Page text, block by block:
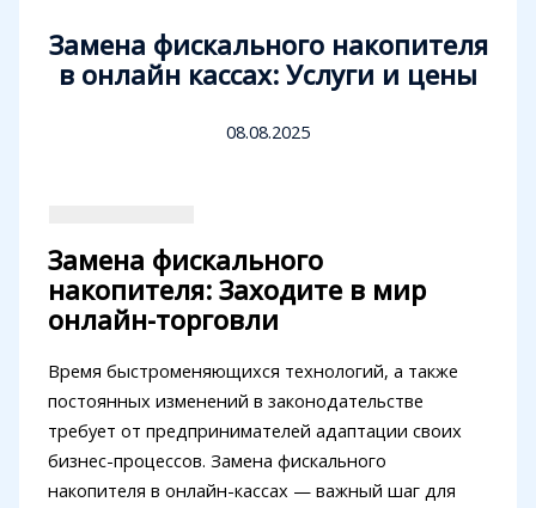
Замена фискального накопителя
в онлайн кассах: Услуги и цены
08.08.2025
Замена фискального
накопителя: Заходите в мир
онлайн-торговли
Время быстроменяющихся технологий, а также
постоянных изменений в законодательстве
требует от предпринимателей адаптации своих
бизнес-процессов. Замена фискального
накопителя в онлайн-кассах — важный шаг для